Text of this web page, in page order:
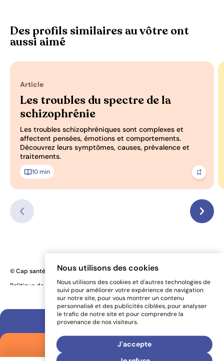
Nous utilisons des cookies
Nous utilisons des cookies et d'autres technologies de
suivi pour améliorer votre expérience de navigation
sur notre site, pour vous montrer un contenu
personnalisé et des publicités ciblées, pour analyser
le trafic de notre site et pour comprendre la
provenance de nos visiteurs.
J'accepte
Des profils similaires au vôtre ont
aussi aimé
Article
Les troubles du spectre de la
schizophrénie
Les troubles schizophréniques sont complexes et
affectent pensées, émotions et comportements.
Découvrez leurs symptômes, causes, prévalence et
traitements.
10 min
© Cap santé mentale 2026
Politique de confidentialitéPréférences de cookies
Une réalisation
de Sigmund
À vous de jouer !
Aide-mémoire Ouvrir le panneau